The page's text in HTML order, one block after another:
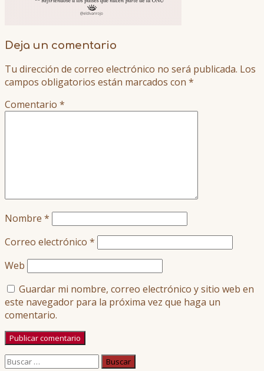
Deja un comentario
Tu dirección de correo electrónico no será publicada. Los
campos obligatorios están marcados con *
Comentario *
Nombre *
Correo electrónico *
Web
Guardar mi nombre, correo electrónico y sitio web en
este navegador para la próxima vez que haga un
comentario.
Buscar: